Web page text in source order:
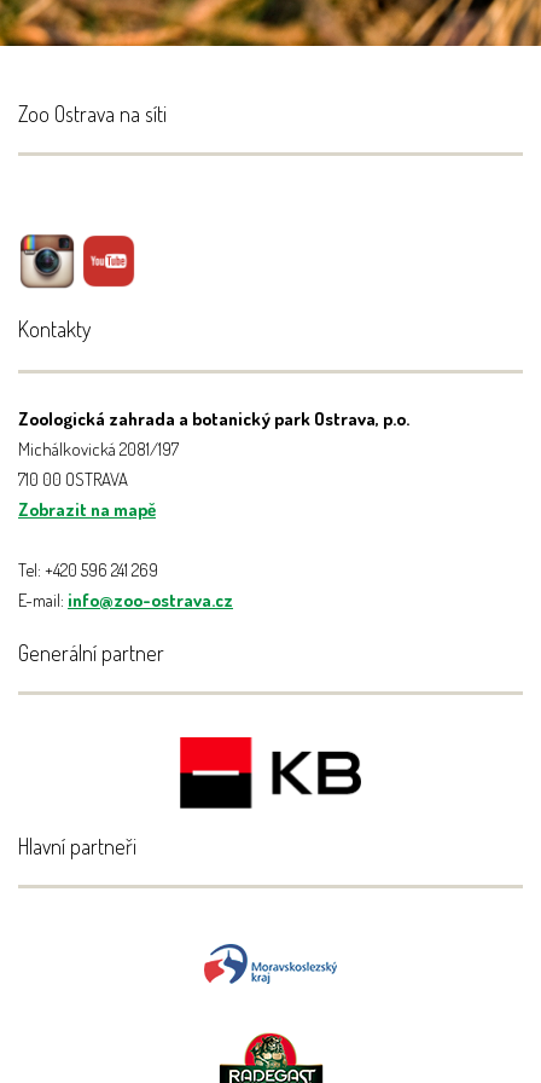
Zoo Ostrava na síti
Kontakty
Zoologická zahrada a botanický park Ostrava, p.o.
Michálkovická 2081/197
710 00 OSTRAVA
Zobrazit na mapě
Tel: +420 596 241 269
E-mail: info@zoo-ostrava.cz
Generální partner
Hlavní partneři